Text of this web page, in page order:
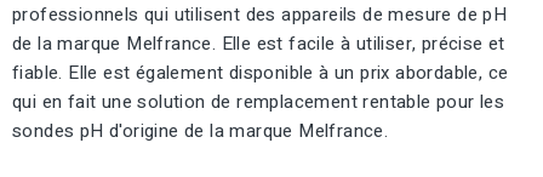
professionnels qui utilisent des appareils de mesure de pH
de la marque Melfrance. Elle est facile à utiliser, précise et
fiable. Elle est également disponible à un prix abordable, ce
qui en fait une solution de remplacement rentable pour les
sondes pH d'origine de la marque Melfrance.